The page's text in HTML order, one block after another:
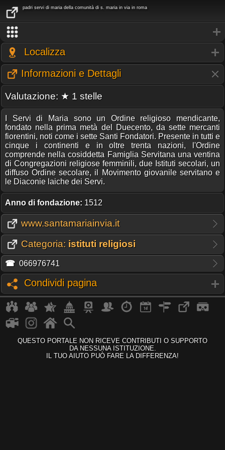
padri servi di maria della comunità di s. maria in via in roma
Localizza
Informazioni e Dettagli
Valutazione: ★ 1 stelle
I Servi di Maria sono un Ordine religioso mendicante,
fondato nella prima metà del Duecento, da sette mercanti
fiorentini, noti come i sette Santi Fondatori. Presente in tutti e
cinque i continenti e in oltre trenta nazioni, l'Ordine
comprende nella cosiddetta Famiglia Servitana una ventina
di Congregazioni religiose femminili, due Istituti secolari, un
diffuso Ordine secolare, il Movimento giovanile servitano e
le Diaconie laiche dei Servi.
Anno di fondazione: 1512
www.santamariainvia.it
Categoria: istituti religiosi
☎ 066976741
Condividi pagina
QUESTO PORTALE NON RICEVE CONTRIBUTI O SUPPORTO
DA NESSUNA ISTITUZIONE.
IL TUO AIUTO PUÒ FARE LA DIFFERENZA!